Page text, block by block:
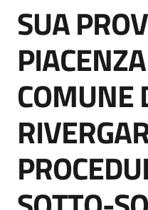
di
acquisto
Supporto
Piattaforme
telematiche
Salta al contenuto
SUA
COMUNE